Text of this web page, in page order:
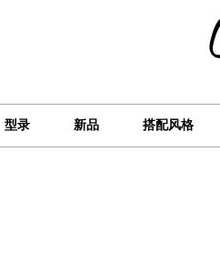
型录 新品 搭配风格